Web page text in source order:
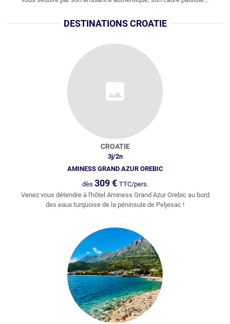
DESTINATIONS CROATIE
CROATIE
3j/2n
AMINESS GRAND AZUR OREBIC
dès 309€ TTC/pers.
Venez vous détendre à l'hôtel Aminess Grand Azur Orebic au bord
des eaux turquoise de la péninsule de Peljesac !